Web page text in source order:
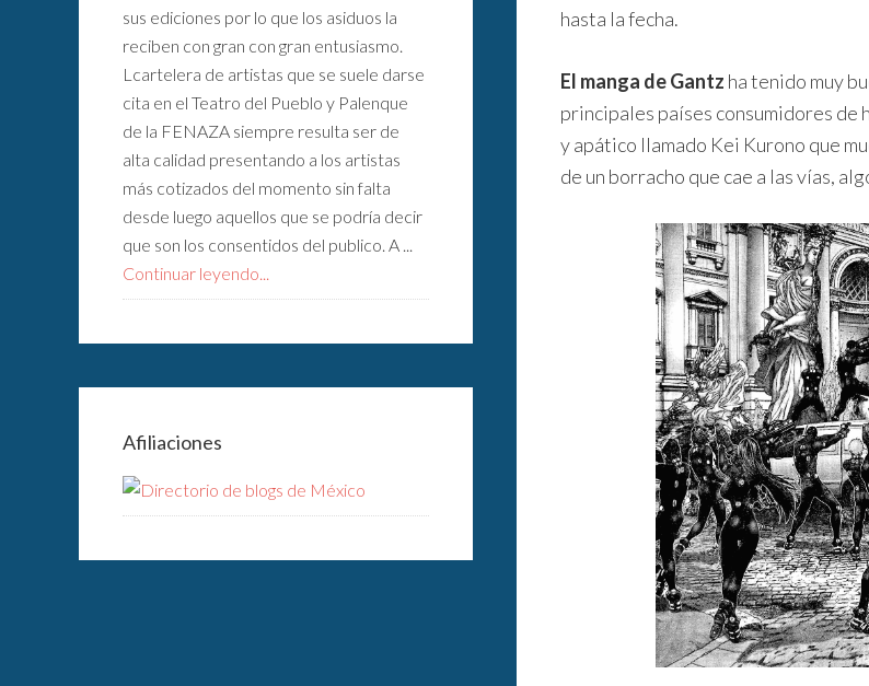
hasta la fecha.
El manga de Gantz ha tenido muy
principales países consumidores
y apático llamado Kei Kurono que
de un borracho que cae a las vías,
sus ediciones por lo que los asiduos la
reciben con gran con gran entusiasmo.
Lcartelera de artistas que se suele darse
cita en el Teatro del Pueblo y Palenque
de la FENAZA siempre resulta ser de
alta calidad presentando a los artistas
más cotizados del momento sin falta
desde luego aquellos que se podría decir
que son los consentidos del publico. A ...
Continuar leyendo...
Afiliaciones